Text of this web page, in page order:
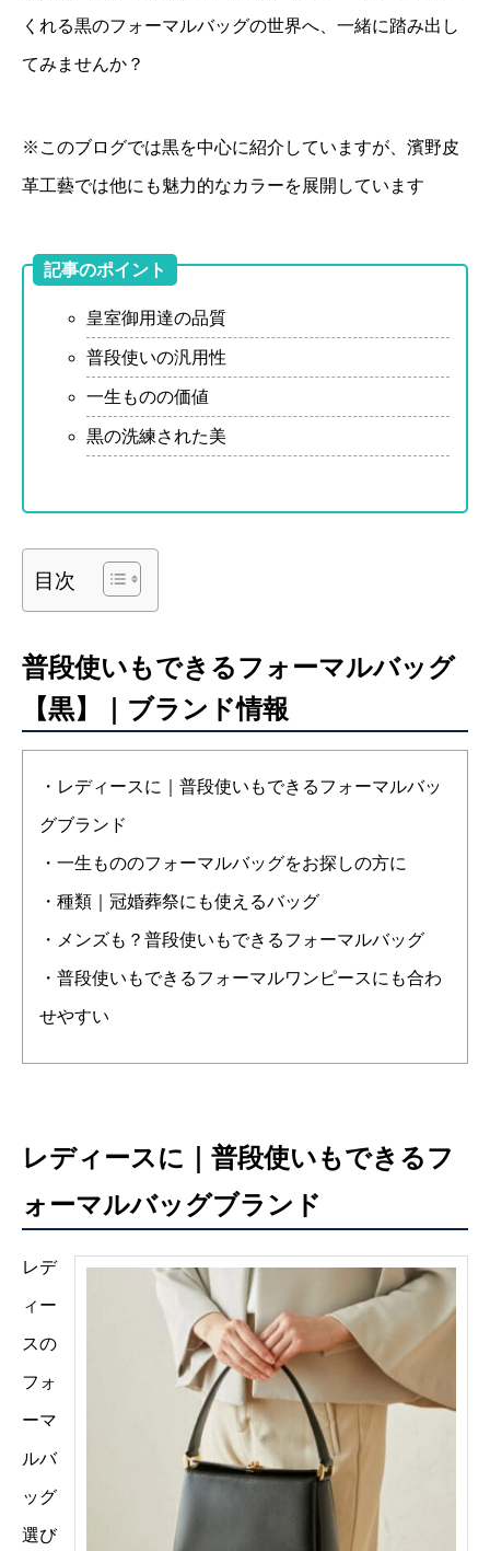
くれる黒のフォーマルバッグの世界へ、一緒に踏み出し
てみませんか？
※このブログでは黒を中心に紹介していますが、濱野皮
革工藝では他にも魅力的なカラーを展開しています
記事のポイント
皇室御用達の品質
普段使いの汎用性
一生ものの価値
黒の洗練された美
目次
普段使いもできるフォーマルバッグ
【黒】｜ブランド情報
・レディースに｜普段使いもできるフォーマルバッ
グブランド
・一生もののフォーマルバッグをお探しの方に
・種類｜冠婚葬祭にも使えるバッグ
・メンズも？普段使いもできるフォーマルバッグ
・普段使いもできるフォーマルワンピースにも合わ
せやすい
レディースに｜普段使いもできるフ
ォーマルバッグブランド
レデ
ィー
スの
フォ
ーマ
ルバ
ッグ
選び